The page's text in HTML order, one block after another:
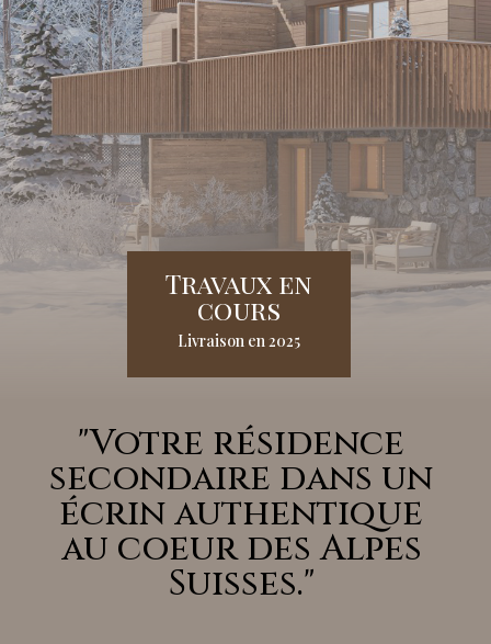
Travaux en
cours
Livraison en 2025
"Votre résidence
secondaire dans un
écrin authentique
au coeur des Alpes
Suisses."